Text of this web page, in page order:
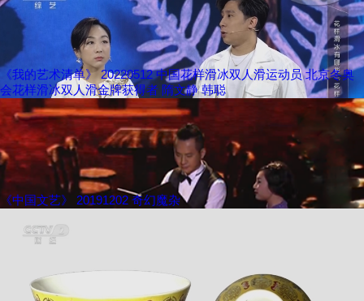
《我的艺术清单》 20220512 中国花样滑冰双人滑运动员 北京冬奥
会花样滑冰双人滑金牌获得者 隋文静 韩聪
《中国文艺》 20191202 奇幻魔杂